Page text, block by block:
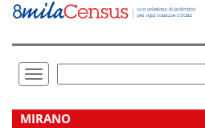
Vai
direttamente
Toggle
navigation
.
MIRANO